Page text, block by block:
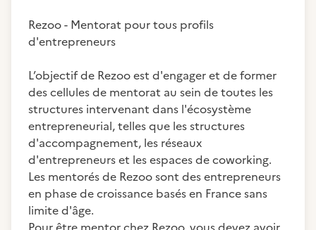
Rezoo - Mentorat pour tous profils
d'entrepreneurs
L’objectif de Rezoo est d'engager et de former
des cellules de mentorat au sein de toutes les
structures intervenant dans l'écosystème
entrepreneurial, telles que les structures
d'accompagnement, les réseaux
d'entrepreneurs et les espaces de coworking.
Les mentorés de Rezoo sont des entrepreneurs
en phase de croissance basés en France sans
limite d'âge.